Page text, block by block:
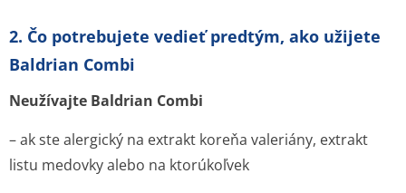
2. Čo potrebujete vedieť predtým, ako užijete
Baldrian Combi
Neužívajte Baldrian Combi
– ak ste alergický na extrakt koreňa valeriány, extrakt
listu medovky alebo na ktorúkoľvek